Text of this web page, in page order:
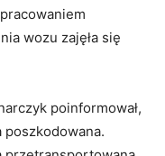
wozu zajęła się
poinformował,
poszkodowana.